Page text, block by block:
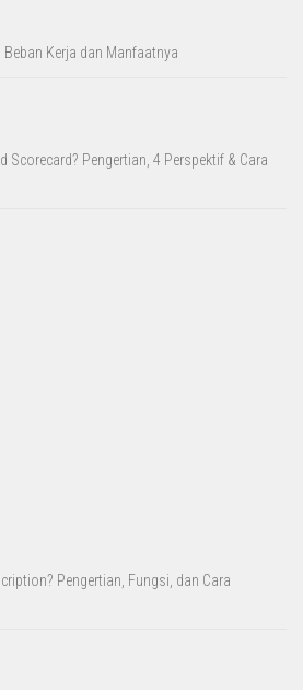
Kerja dan Manfaatnya
Scorecard? Pengertian, 4 Perspektif & Cara
Pengertian, Fungsi, dan Cara